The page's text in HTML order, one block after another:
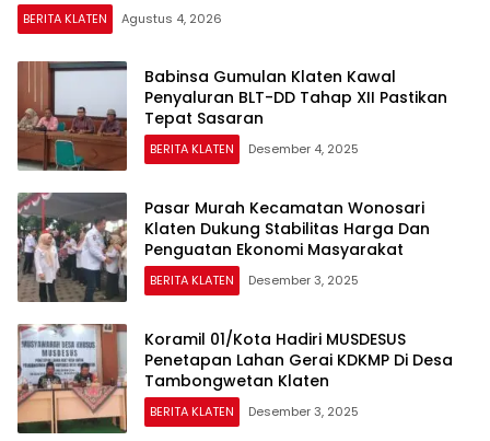
BERITA KLATEN Agustus 4, 2026
Babinsa Gumulan Klaten Kawal
Penyaluran BLT-DD Tahap XII Pastikan
Tepat Sasaran
BERITA KLATEN Desember 4, 2025
Pasar Murah Kecamatan Wonosari
Klaten Dukung Stabilitas Harga Dan
Penguatan Ekonomi Masyarakat
BERITA KLATEN Desember 3, 2025
Koramil 01/Kota Hadiri MUSDESUS
Penetapan Lahan Gerai KDKMP Di Desa
Tambongwetan Klaten
BERITA KLATEN Desember 3, 2025